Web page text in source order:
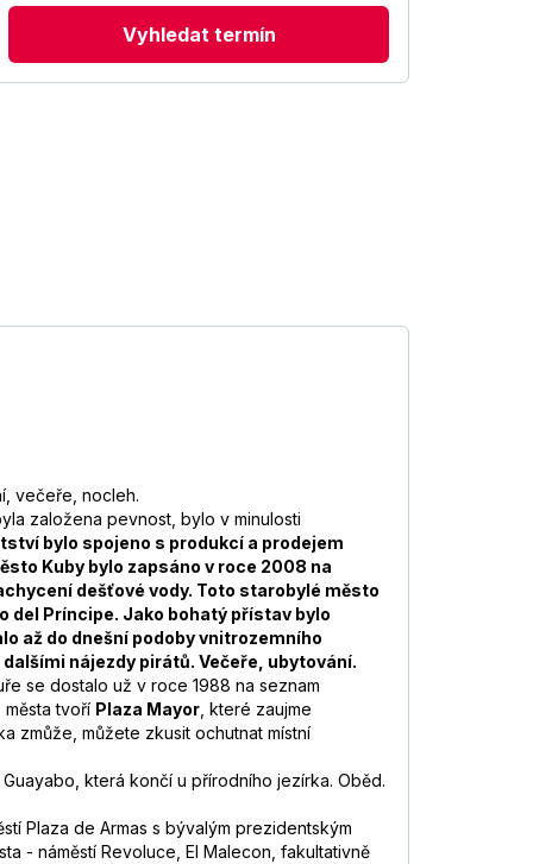
Vyhledat termín
večeře, nocleh.
založena pevnost, bylo v minulosti
bylo spojeno s produkcí a prodejem
Kuby bylo zapsáno v roce 2008 na
dešťové vody. Toto starobylé město
del Príncipe. Jako bohatý přístav bylo
až do dnešní podoby vnitrozemního
nájezdy pirátů. Večeře, ubytování.
se dostalo už v roce 1988 na seznam
tvoří Plaza Mayor , které zaujme
zmůže, můžete zkusit ochutnat místní
která končí u přírodního jezírka. Oběd.
Plaza de Armas s bývalým prezidentským
- náměstí Revoluce, El Malecon, fakultativně